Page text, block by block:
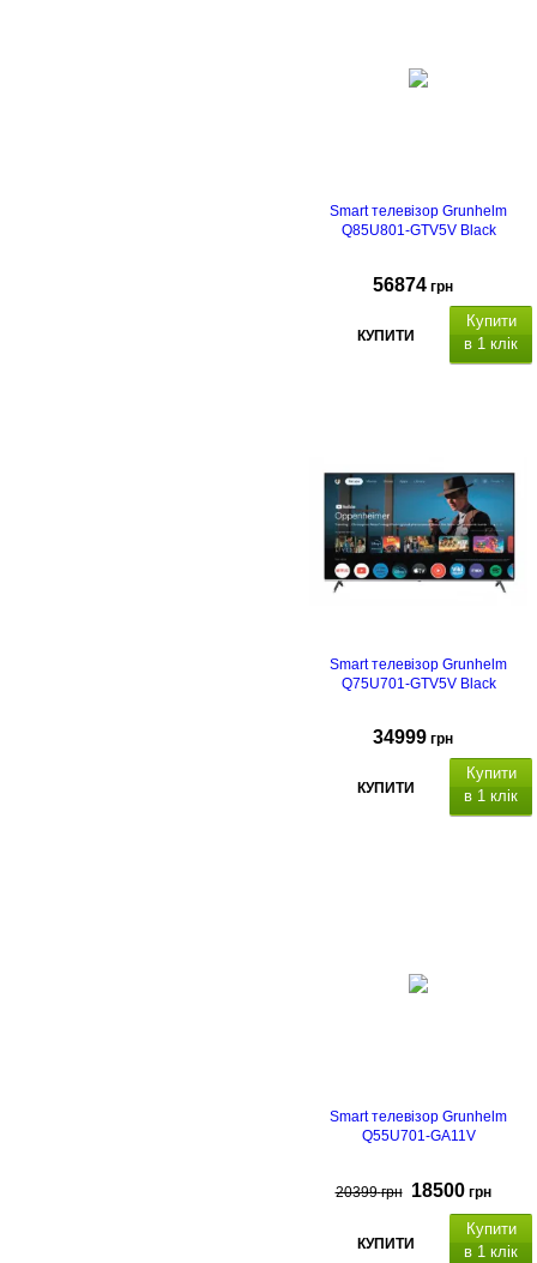
Smart телевізор Grunhelm
Q85U801-GTV5V Black
56874 грн
КУПИТИ
Купити
в 1 клік
налоговий, DVB-T2,
DVB-T, DVB-C.
Особливості: вбудована
підтримка Bluetooth, управління
голосом
(Ethernet)
Smart телевізор Grunhelm
Q75U701-GTV5V Black
34999 грн
КУПИТИ
Купити
в 1 клік
Особливості: вбудована
Smart телевізор Grunhelm
Q55U701-GA11V
20399 грн 18500 грн
КУПИТИ
Купити
в 1 клік